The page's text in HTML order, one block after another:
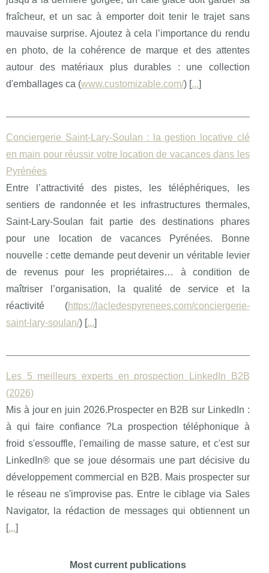
fraîcheur, et un sac à emporter doit tenir le trajet sans
mauvaise surprise. Ajoutez à cela l’importance du rendu
en photo, de la cohérence de marque et des attentes
autour des matériaux plus durables : une collection
d'emballages ca (www.customizable.com/) [...]
Conciergerie Saint‑Lary‑Soulan : la gestion locative clé
en main pour réussir votre location de vacances dans les
Pyrénées
Entre l’attractivité des pistes, les téléphériques, les
sentiers de randonnée et les infrastructures thermales,
Saint‑Lary‑Soulan fait partie des destinations phares
pour une location de vacances Pyrénées. Bonne
nouvelle : cette demande peut devenir un véritable levier
de revenus pour les propriétaires… à condition de
maîtriser l’organisation, la qualité de service et la
réactivité (https://lacledespyrenees.com/conciergerie-
saint-lary-soulan/) [...]
Les 5 meilleurs experts en prospection LinkedIn B2B
(2026)
Mis à jour en juin 2026.Prospecter en B2B sur LinkedIn :
à qui faire confiance ?La prospection téléphonique à
froid s'essouffle, l'emailing de masse sature, et c'est sur
LinkedIn® que se joue désormais une part décisive du
développement commercial en B2B. Mais prospecter sur
le réseau ne s'improvise pas. Entre le ciblage via Sales
Navigator, la rédaction de messages qui obtiennent un
[...]
Most current publications